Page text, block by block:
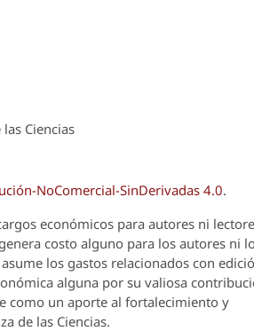
Ciencias
NoComercial-SinDerivadas 4.0.
económicos para autores ni
costo alguno para los autores ni
los gastos relacionados con
alguna por su valiosa
como un aporte al fortalecimiento y
de las Ciencias.